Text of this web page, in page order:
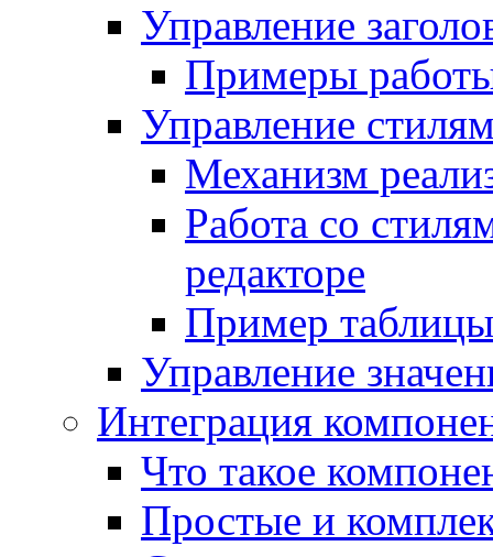
Управление
Примеры
Управление
Механизм
Работа со
редакторе
Пример
Управление
Интеграция
Что такое
Простые и